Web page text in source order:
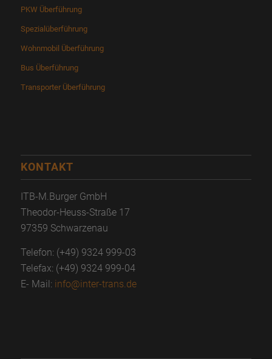
PKW Überführung
Spezialüberführung
Wohnmobil Überführung
Bus Überführung
Transporter Überführung
KONTAKT
ITB-M.Burger GmbH
Theodor-Heuss-Straße 17
97359 Schwarzenau
Telefon: (+49) 9324 999-03
Telefax: (+49) 9324 999-04
E- Mail: info@inter-trans.de